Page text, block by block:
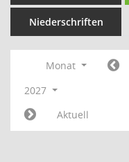
Niederschriften
Monat
2027
Aktuell